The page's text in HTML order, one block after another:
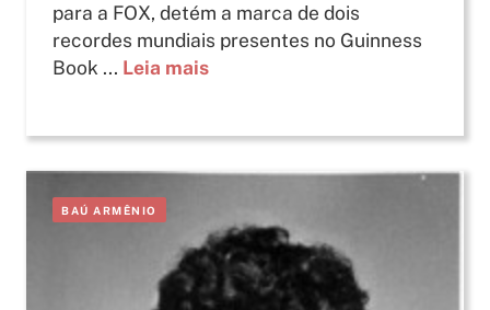
para a FOX, detém a marca de dois
recordes mundiais presentes no Guinness
Book ... Leia mais
BAÚ ARMÊNIO